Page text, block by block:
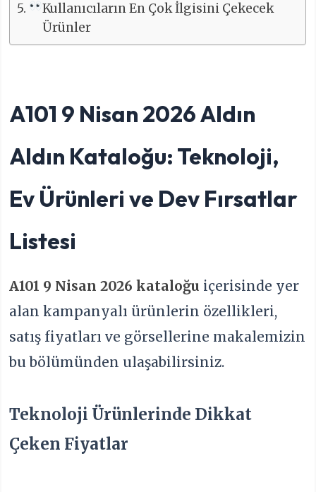
Kullanıcıların En Çok İlgisini Çekecek
Ürünler
A101 9 Nisan 2026 Aldın
Aldın Kataloğu: Teknoloji,
Ev Ürünleri ve Dev Fırsatlar
Listesi
A101 9 Nisan 2026 kataloğu içerisinde yer
alan kampanyalı ürünlerin özellikleri,
satış fiyatları ve görsellerine makalemizin
bu bölümünden ulaşabilirsiniz.
Teknoloji Ürünlerinde Dikkat
Çeken Fiyatlar